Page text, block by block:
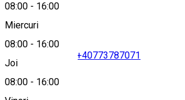
08:00 - 16:00
Miercuri
08:00 - 16:00
Joi
08:00 - 16:00
+40773787071